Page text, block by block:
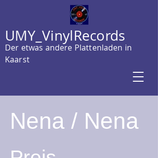
UMY_VinylRecords
Der etwas andere Plattenladen in
Kaarst
Nena / Nena